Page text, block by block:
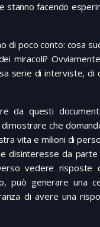
stanno facendo
poco conto: cosa
miracoli?
serie di interviste, di
da questi
che
vita e milioni di
disinteresse da parte
vedere risposte
può generare una
di avere una